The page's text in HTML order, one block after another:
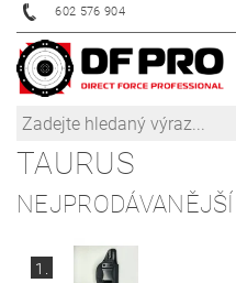
602 576 904
TAURUS
NEJPRODÁVANĚJŠÍ
1.